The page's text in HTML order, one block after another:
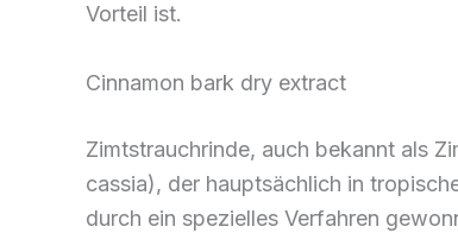
Vorteil ist.
Cinnamon bark dry extract
Zimtstrauchrinde, auch bekannt als
cassia), der hauptsächlich in
durch ein spezielles Verfahren